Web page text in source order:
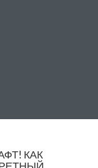
КАК